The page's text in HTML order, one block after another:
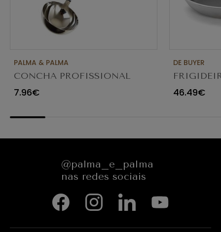
PALMA & PALMA
CONCHA PROFISSIONAL
8CM 4613LA
7.96€
DE BUYER
46.49€
@palma_e_palma
nas redes sociais